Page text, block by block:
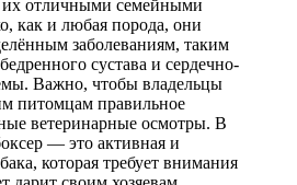
их отличными семейными
как и любая порода, они
заболеваниям, таким
сустава и сердечно-
Важно, чтобы владельцы
питомцам правильное
ветеринарные осмотры. В
— это активная и
которая требует внимания